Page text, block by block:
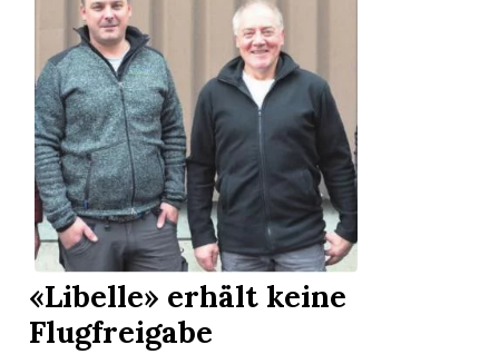
«Libelle» erhält keine
Flugfreigabe